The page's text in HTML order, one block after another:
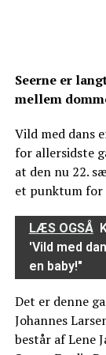
Seerne er
mellem
Vild med dans
for allersidste
at den nu 22.
et punktum for
LÆS OGSÅ
'Vild med
en baby!"
Det er denne
Johannes
består af Lene